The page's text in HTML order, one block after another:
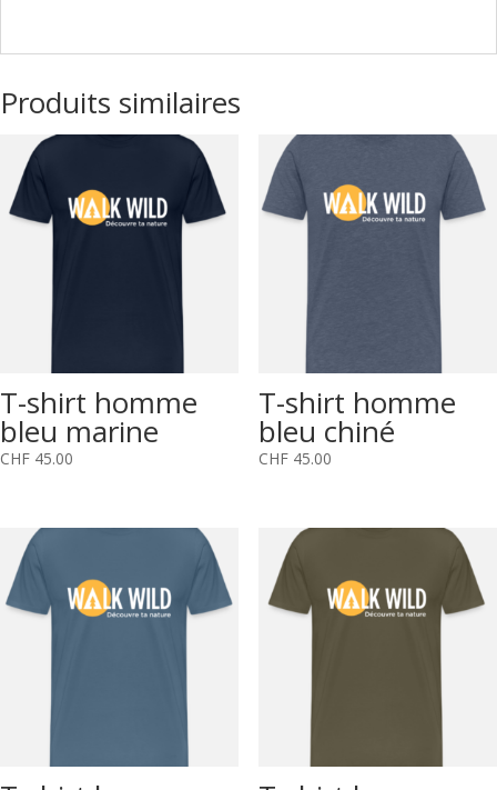
Produits similaires
T-shirt homme
bleu marine
CHF 45.00
T-shirt homme
bleu chiné
CHF45.00